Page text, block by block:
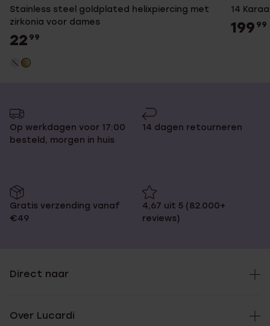
Stainless steel goldplated helixpiercing met
zirkonia voor dames
22 99
14
199 99
Op werkdagen voor 17:00
besteld, morgen in huis
14 dagen retourneren
Gratis verzending vanaf
€49
4,67 uit 5 (82.000+
reviews)
Direct naar
Over Lucardi